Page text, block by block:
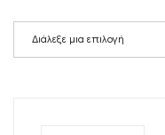
Διάλεξε μια επιλογή